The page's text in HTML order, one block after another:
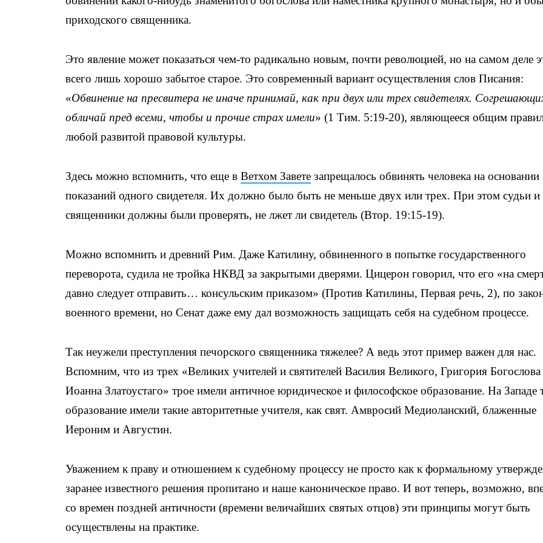
приходского священника.
Это явление может показаться чем-то радикально новым, почти революцией, но на самом деле
всего лишь хорошо забытое старое. Это современный вариант осуществления слов Писания:
«Обвинение на пресвитера не иначе принимай, как при двух или трех свидетелях.
обличай пред всеми, чтобы и прочие страх имели» (1 Тим. 5:19-20), являющееся общим
любой развитой правовой культуры.
Здесь можно вспомнить, что еще в Ветхом Завете запрещалось обвинять человека на основании
показаний одного свидетеля. Их должно было быть не меньше двух или трех. При этом судьи и
священники должны были проверять, не лжет ли свидетель (Втор. 19:15-19).
Можно вспомнить и древний Рим. Даже Катилину, обвиненного в попытке государственного
переворота, судила не тройка НКВД за закрытыми дверями. Цицерон говорил, что его «на
давно следует отправить… консульским приказом» (Против Катилины, Первая речь, 2), по
военного времени, но Сенат даже ему дал возможность защищать себя на судебном процессе.
Так неужели преступления печорского священника тяжелее? А ведь этот пример важен для нас.
Вспомним, что из трех «Великих учителей и святителей Василия Великого, Григория
Иоанна Златоустаго» трое имели античное юридическое и философское образование. На Западе
образование имели такие авторитетные учителя, как свят. Амвросий Медиоланский, блаженные
Иероним и Августин.
Уважением к праву и отношением к судебному процессу не просто как к формальному
заранее известного решения пропитано и наше каноническое право. И вот теперь, возможно,
со времен поздней античности (времени величайших святых отцов) эти принципы могут быть
осуществлены на практике.